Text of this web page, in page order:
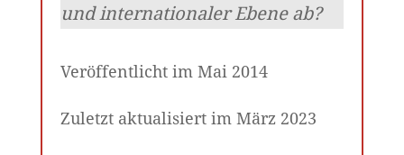
und internationaler Ebene ab?
Veröffentlicht im Mai 2014
Zuletzt aktualisiert im März 2023